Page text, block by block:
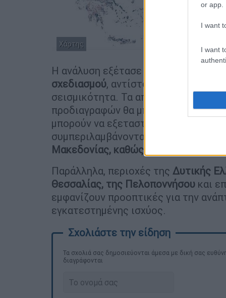
or app.
I want
I want
Χάρτης
Η ανάλυση εξέτασε επίσης
σχεδιασμού, αντίστοιχα με
σεισμικότητα. Τα αποτελέσματα
προδιαγραφών θα μπορούσε να
μπορούν να εξεταστούν για την
συμπεριλαμβάνοντας περιοχές της
Μακεδονίας, καθώς και της
Παράλληλα, περιοχές της Δυτικής
Θεσσαλίας, της Πελοποννήσου και
εμφανίζουν προοπτικές για την
εγκατεστημένης ισχύος.
Τα σχολιά σας δημοσιεύονται άμεσα με δική σας
διαγράφονται